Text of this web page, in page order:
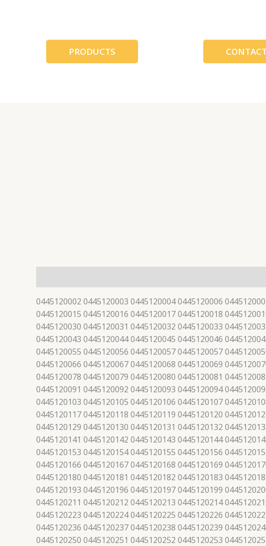
PRODUCTS CONTACT
0445120002 0445120003 0445120004 0445120006
0445120015 0445120016 0445120017 0445120018
0445120030 0445120031 0445120032 0445120033
0445120043 0445120044 0445120045 0445120046
0445120055 0445120056 0445120057 0445120057
0445120066 0445120067 0445120068 0445120069
0445120078 0445120079 0445120080 0445120081
0445120091 0445120092 0445120093 0445120094
0445120103 0445120105 0445120106 0445120107
0445120117 0445120118 0445120119 0445120120
0445120129 0445120130 0445120131 0445120132
0445120141 0445120142 0445120143 0445120144
0445120153 0445120154 0445120155 0445120156
0445120166 0445120167 0445120168 0445120169
0445120180 0445120181 0445120182 0445120183
0445120193 0445120196 0445120197 0445120199
0445120211 0445120212 0445120213 0445120214
0445120223 0445120224 0445120225 0445120226
0445120236 0445120237 0445120238 0445120239
0445120250 0445120251 0445120252 0445120253